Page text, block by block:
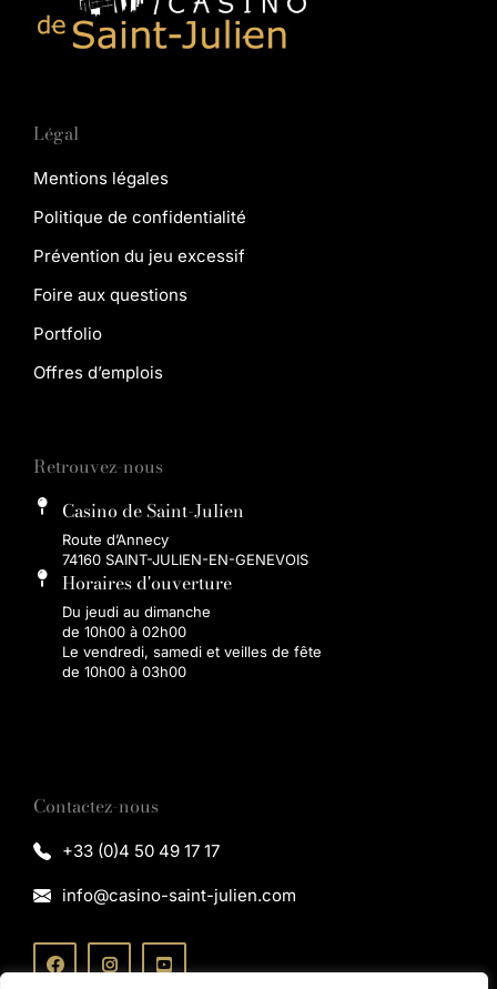
Légal
Mentions légales
Politique de confidentialité
Prévention du jeu excessif
Foire aux questions
Portfolio
Offres d’emplois
Retrouvez-nous
Casino de Saint-Julien
Route d’Annecy
74160 SAINT-JULIEN-EN-GENEVOIS
Horaires d'ouverture
Du jeudi au dimanche
de 10h00 à 02h00
Le vendredi, samedi et veilles de fête
de 10h00 à 03h00
Contactez-nous
+33 (0)4 50 49 17 17
info@casino-saint-julien.com